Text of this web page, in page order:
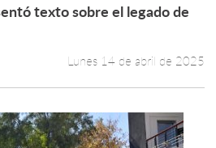
Leer más +
texto sobre el legado de
Lunes 14 de abril de 2025